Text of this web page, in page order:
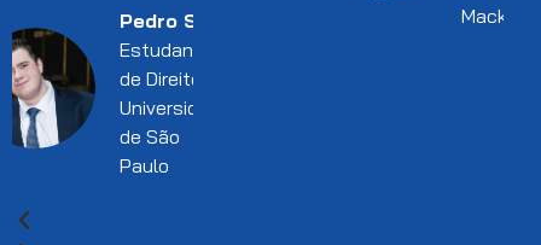
Pedro Silva
Estudante
de Direito l
Universidade
de São
Paulo